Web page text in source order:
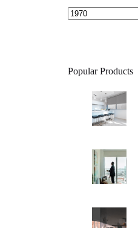
Popular Products